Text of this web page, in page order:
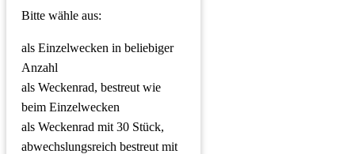
Bitte wähle aus:
als Einzelwecken in beliebiger
Anzahl
als Weckenrad, bestreut wie
beim Einzelwecken
als Weckenrad mit 30 Stück,
abwechslungsreich bestreut mit